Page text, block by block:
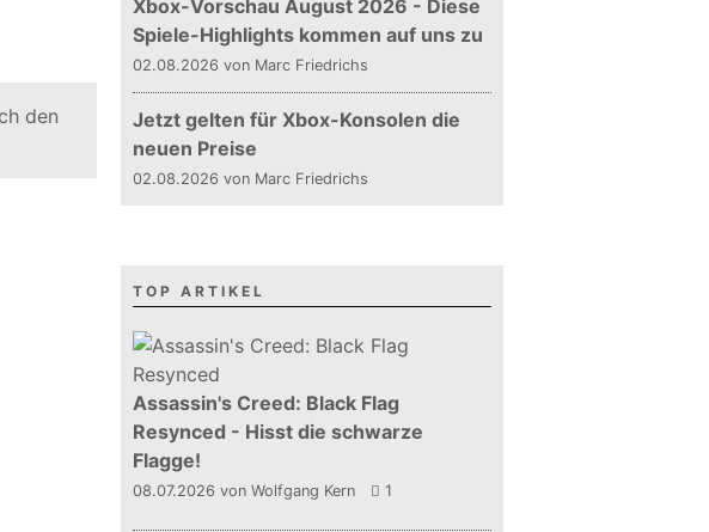
den
Xbox-Vorschau August 2026 - Diese
Spiele-Highlights kommen auf uns zu
02.08.2026 von Marc Friedrichs
Jetzt gelten für Xbox-Konsolen die
neuen Preise
02.08.2026 von Marc Friedrichs
TOP ARTIKEL
Assassin's Creed: Black Flag
Resynced - Hisst die schwarze
Flagge!
08.07.2026 von Wolfgang Kern 1